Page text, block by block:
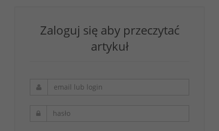
Zaloguj się aby przeczytać
artykuł